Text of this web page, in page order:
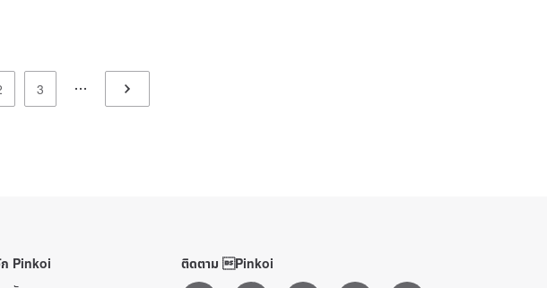
3
Pinkoi ติดตาม Pinkoi